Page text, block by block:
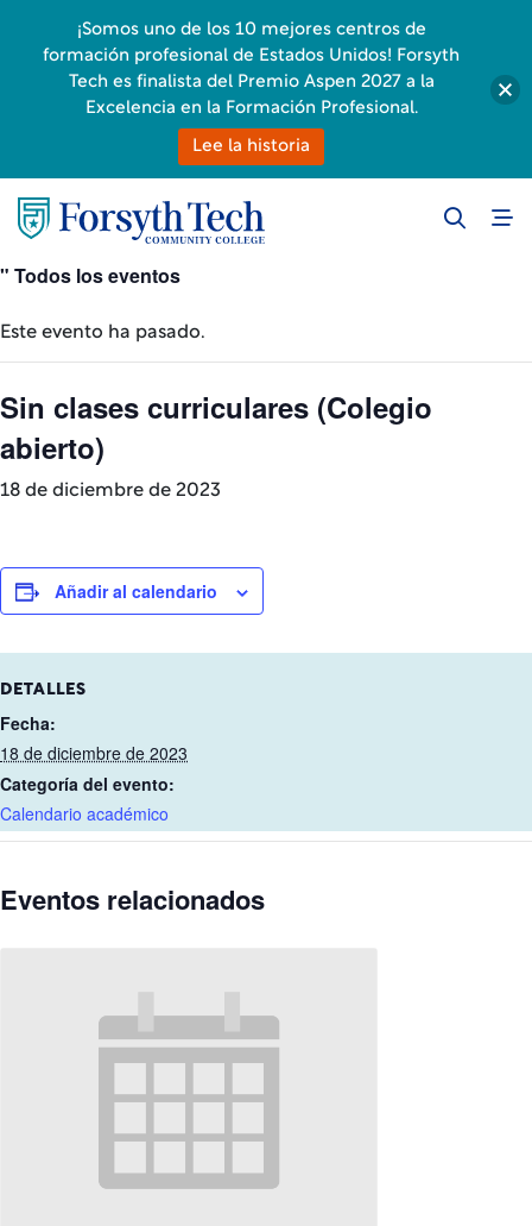
" Todos los eventos
Este evento ha pasado.
Sin clases curriculares (Colegio
abierto)
18 de diciembre de 2023
Añadir al calendario
DETALLES
Fecha:
18 de diciembre de 2023
Categoría del evento:
Calendario académico
Eventos relacionados
¡Somos uno de los 10 mejores centros de
formación profesional de Estados Unidos! Forsyth
Tech es finalista del Premio Aspen 2027 a la
Excelencia en la Formación Profesional.
Lee la historia